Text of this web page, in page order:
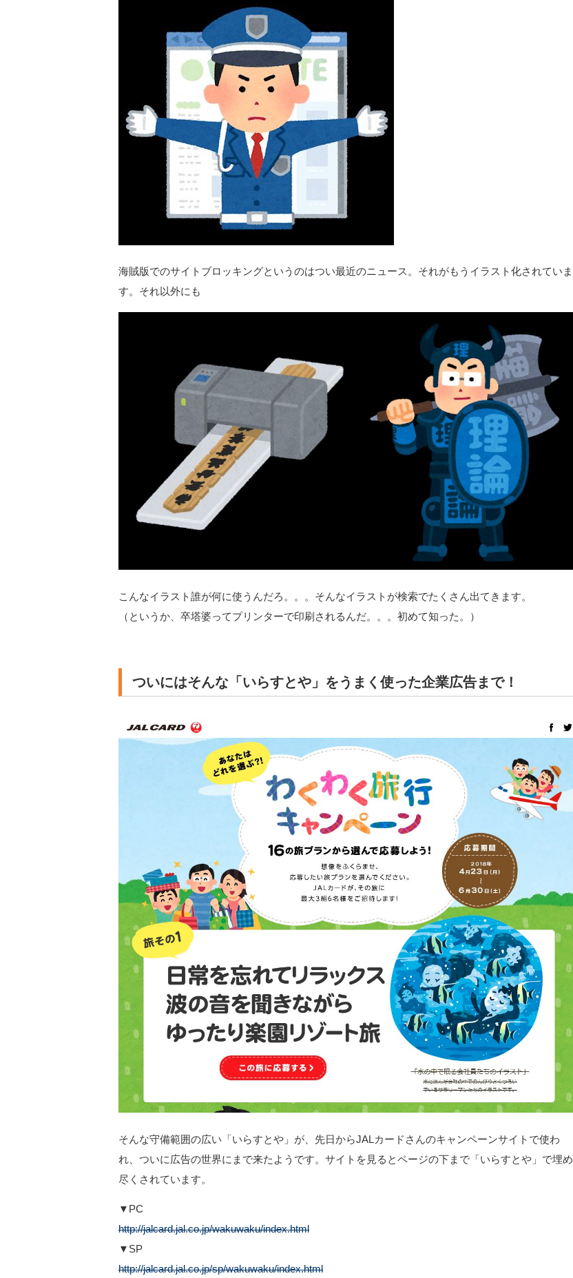
海賊版でのサイトブロッキングというのはつい最近のニュース。それがもうイラスト化されていま
す。それ以外にも
こんなイラスト誰が何に使うんだろ。。。そんなイラストが検索でたくさん出てきます。
（というか、卒塔婆ってプリンターで印刷されるんだ。。。初めて知った。）
ついにはそんな「いらすとや」をうまく使った企業広告まで！
そんな守備範囲の広い「いらすとや」が、先日からJALカードさんのキャンペーンサイトで使わ
れ、ついに広告の世界にまで来たようです。サイトを見るとページの下まで「いらすとや」で埋め
尽くされています。
▼PC
http://jalcard.jal.co.jp/wakuwaku/index.html
▼SP
http://jalcard.jal.co.jp/sp/wakuwaku/index.html